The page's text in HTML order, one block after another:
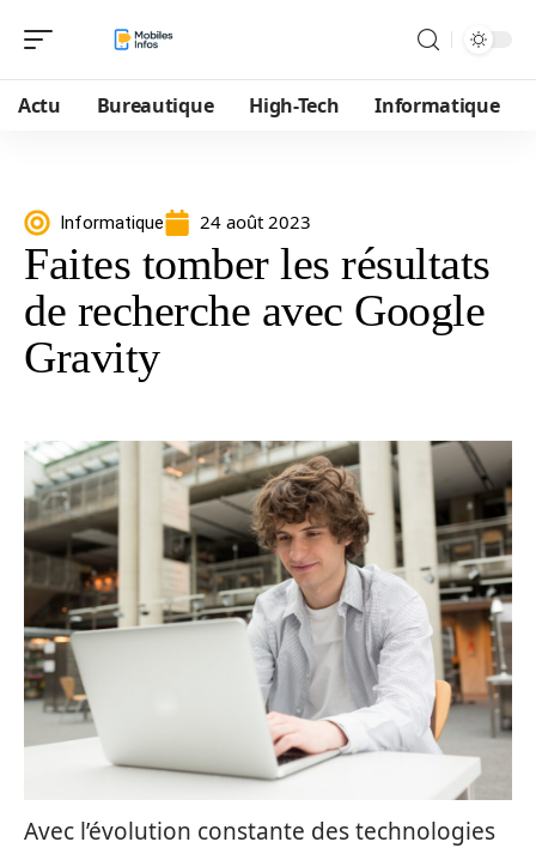
Actu Bureautique High-Tech Informatique
Informatique 24 août 2023
Faites tomber les résultats
de recherche avec Google
Gravity
Avec l’évolution constante des technologies